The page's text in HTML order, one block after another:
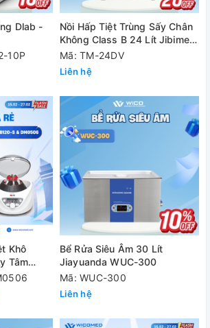
Dlab -
10P
Nồi Hấp Tiệt Trùng Sấy Chân
Không Class B 24 Lít Jibimed
TM-24DV
Mã: TM-24DV
Liên hệ
Khô
Tâm
Triệu
Bể Rửa Siêu Âm 30 Lít
Jiayuanda WUC-300
Mã: WUC-300
Liên hệ